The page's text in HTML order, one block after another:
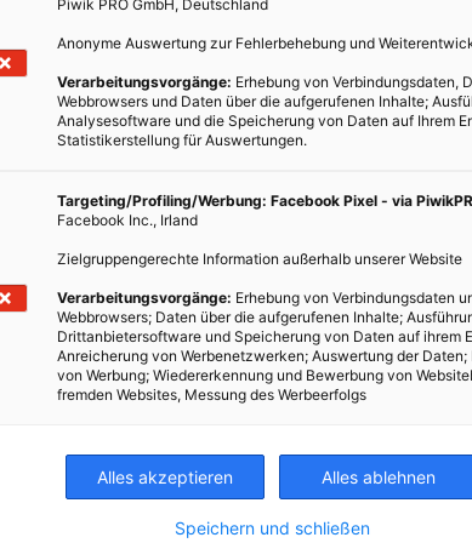
So sind Unternehmen von der Umlage befreit,
der Wertschöpfung ausmachen. Das bedeutet: Strom
Anreiz zur Investition in energieeffizientere
durch eine andere Lücke des Gesetzes: Das sogenannte
begünstigen, die ihren Strom selbst erzeugen. Doch
kreativ, wie ein
Gutachtenaus dem
von Dritten und definieren den Verbrauch als
novelliertenÖkostromgesetzdie kurzfristige Förderung
deutliche Teuerung des Ökostromsfür die Endverbraucher
Piwik PRO GmbH, Deutschland
Anonyme Auswertung zur Fehlerbehebung und
Verarbeitungsvorgänge: Erhebung von Verbindungsdaten,
Webbrowsers und Daten über die aufgerufenen Inhalte;
Analysesoftware und die Speicherung von Daten auf Ihrem
Statistikerstellung für Auswertungen.
Targeting/Profiling/Werbung: Facebook Pixel - via
Facebook Inc., Irland
Zielgruppengerechte Information außerhalb unserer Website
Verarbeitungsvorgänge: Erhebung von Verbindungsdaten
Webbrowsers; Daten über die aufgerufenen Inhalte;
Drittanbietersoftware und Speicherung von Daten auf ihrem
Anreicherung von Werbenetzwerken; Auswertung der Daten;
von Werbung; Wiedererkennung und Bewerbung von
fremden Websites, Messung des Werbeerfolgs
Alles akzeptieren Alles ablehnen
Speichern und schließen